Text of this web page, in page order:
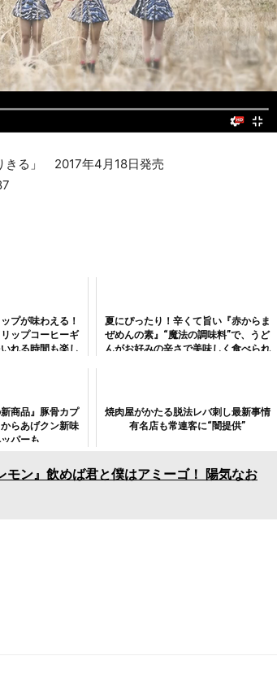
きる」 2017年4月18日発売
プが味わえる！
リップコーヒーギ
れる時間も楽し
夏にぴったり！辛くて旨い『赤からま
ぜめんの素』“魔法の調味料”で、うど
んがお好みの辛さで美味しく食べられ
新商品』豚骨カプ
らあげクン新味
パーも
焼肉屋がかたる脱法レバ刺し最新事情
有名店も常連客に“闇提供”
モン』飲めば君と僕はアミーゴ！ 陽気なお